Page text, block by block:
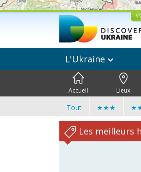
L'Ukraine
Accueil Lieux
Tout ★★★
Les meilleurs